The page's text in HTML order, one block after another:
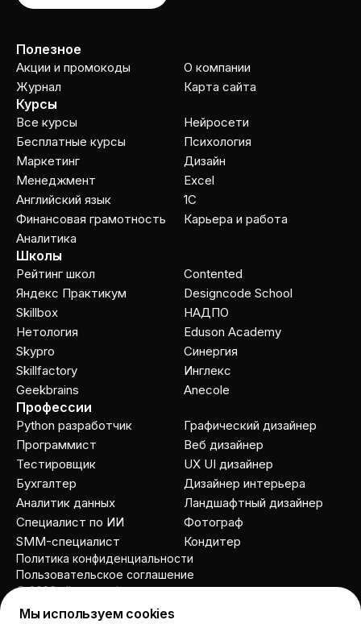
Полезное
Акции и промокоды
Журнал
О компании
Карта сайта
Курсы
Все курсы
Бесплатные курсы
Маркетинг
Менеджмент
Английский язык
Финансовая грамотность
Аналитика
Нейросети
Психология
Дизайн
Excel
1C
Карьера и работа
Школы
Рейтинг школ
Яндекс Практикум
Skillbox
Нетология
Skypro
Skillfactory
Geekbrains
Contented
Designcode School
НАДПО
Eduson Academy
Cинергия
Инглекс
Anecole
Профессии
Python разработчик
Программист
Тестировщик
Бухгалтер
Аналитик данных
Специалист по ИИ
SMM-специалист
Графический дизайнер
Веб дизайнер
UX UI дизайнер
Дизайнер интерьера
Ландшафтный дизайнер
Фотограф
Кондитер
© 2026 allcourses.io
Пользовательское соглашение
Политика конфиденциальности
Мы используем cookies